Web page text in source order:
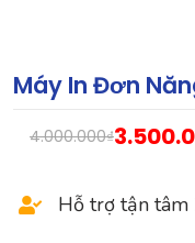
Máy In Đơn
4.000.000₫
Hỗ trợ tận tâm